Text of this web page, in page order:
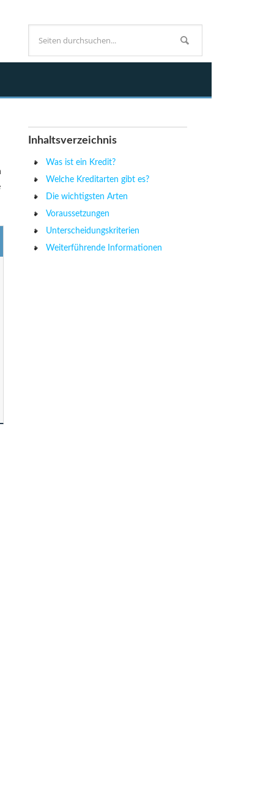
Inhaltsverzeichnis
Was ist ein Kredit?
Welche Kreditarten gibt es?
Die wichtigsten Arten
Voraussetzungen
Unterscheidungskriterien
Weiterführende Informationen